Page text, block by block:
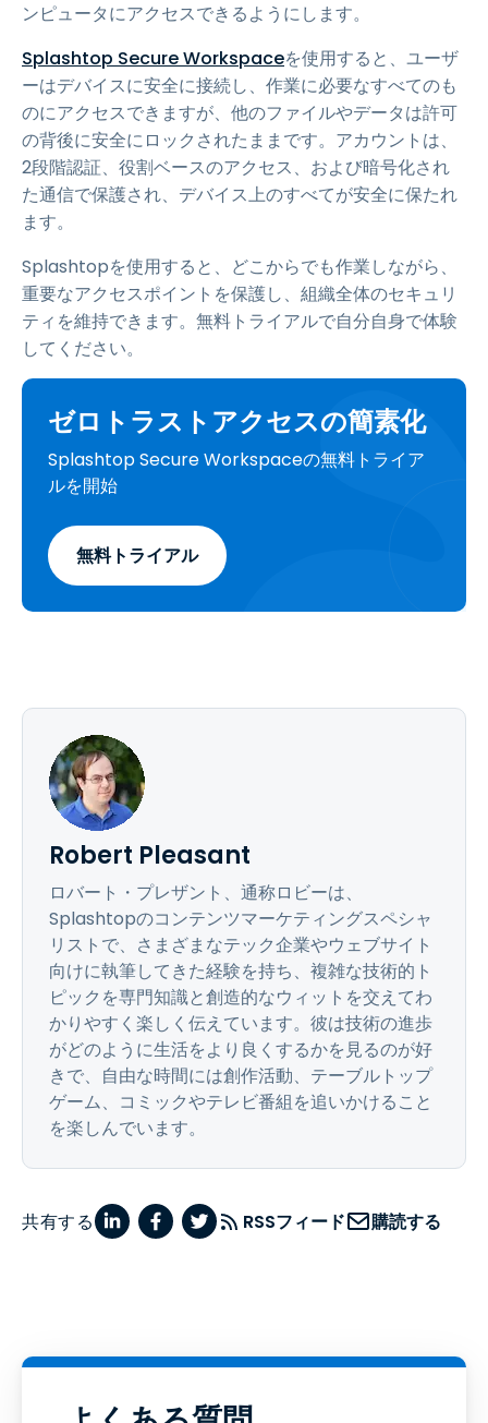
ンピュータにアクセスできるようにします。
Splashtop Secure Workspaceを使用すると、ユーザ
ーはデバイスに安全に接続し、作業に必要なすべてのも
のにアクセスできますが、他のファイルやデータは許可
の背後に安全にロックされたままです。アカウントは、
2段階認証、役割ベースのアクセス、および暗号化され
た通信で保護され、デバイス上のすべてが安全に保たれ
ます。
Splashtopを使用すると、どこからでも作業しながら、
重要なアクセスポイントを保護し、組織全体のセキュリ
ティを維持できます。無料トライアルで自分自身で体験
してください。
ゼロトラストアクセスの簡素化
Splashtop Secure Workspaceの無料トライア
ルを開始
無料トライアル
Robert Pleasant
ロバート・プレザント、通称ロビーは、
Splashtopのコンテンツマーケティングスペシャ
リストで、さまざまなテック企業やウェブサイト
向けに執筆してきた経験を持ち、複雑な技術的ト
ピックを専門知識と創造的なウィットを交えてわ
かりやすく楽しく伝えています。彼は技術の進歩
がどのように生活をより良くするかを見るのが好
きで、自由な時間には創作活動、テーブルトップ
ゲーム、コミックやテレビ番組を追いかけること
を楽しんでいます。
共有する RSSフィード 購読する